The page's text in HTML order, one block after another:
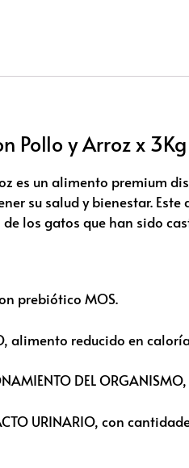
Pollo y Arroz x 3Kg
es un alimento premium
su salud y bienestar.
los gatos que han sido
prebiótico MOS.
alimento reducido en
DEL
URINARIO, con